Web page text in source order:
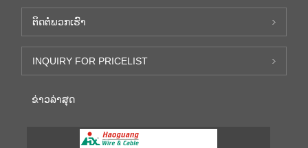
ຕິດ​ຕໍ່​ພວກ​ເຮົາ
INQUIRY FOR PRICELIST
ຂ່າວ​ລ່າ​ສຸດ